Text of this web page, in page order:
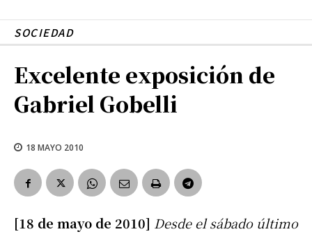
SOCIEDAD
Excelente exposición de
Gabriel Gobelli
18 MAYO 2010
[18 de mayo de 2010] Desde el sábado último